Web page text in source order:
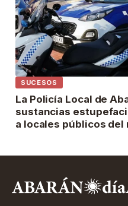
SUCESOS
La Policía Local de
sustancias
a locales públicos del